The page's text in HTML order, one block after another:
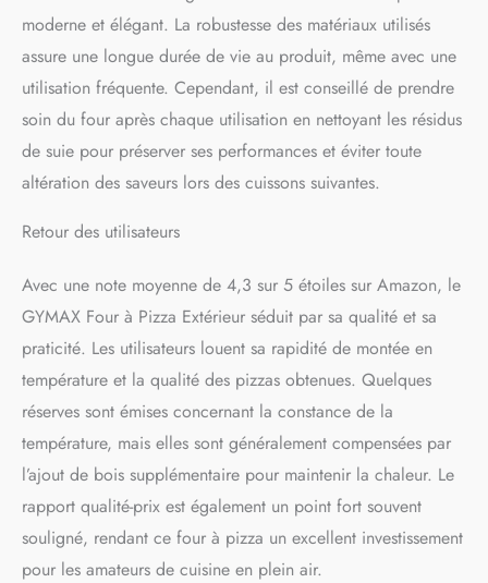
brûlures
moderne et élégant. La robustesse des matériaux utilisés
assure une longue durée de vie au produit, même avec une
utilisation fréquente. Cependant, il est conseillé de prendre
soin du four après chaque utilisation en nettoyant les résidus
de suie pour préserver ses performances et éviter toute
altération des saveurs lors des cuissons suivantes.
Retour des utilisateurs
Avec une note moyenne de 4,3 sur 5 étoiles sur Amazon, le
GYMAX Four à Pizza Extérieur séduit par sa qualité et sa
praticité. Les utilisateurs louent sa rapidité de montée en
température et la qualité des pizzas obtenues. Quelques
réserves sont émises concernant la constance de la
température, mais elles sont généralement compensées par
l’ajout de bois supplémentaire pour maintenir la chaleur. Le
rapport qualité-prix est également un point fort souvent
souligné, rendant ce four à pizza un excellent investissement
pour les amateurs de cuisine en plein air.